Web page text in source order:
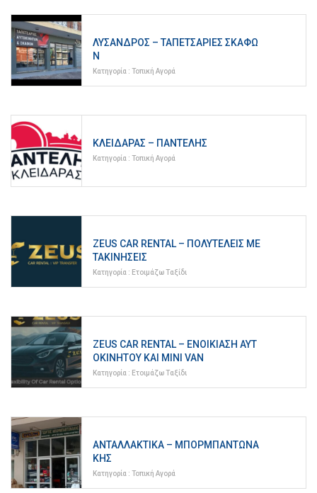
ΛΎΣΑΝΔΡΟΣ – ΤΑΠΕΤΣΑΡΊΕΣ ΣΚΑΦΏ
Ν
Κατηγορία : Τοπική Αγορά
ΚΛΕΙΔΑΡΆΣ – ΠΑΝΤΕΛΉΣ
Κατηγορία : Τοπική Αγορά
ZEUS CAR RENTAL – ΠΟΛΥΤΕΛΕΊΣ ΜΕ
ΤΑΚΙΝΉΣΕΙΣ
Κατηγορία : Ετοιμάζω Ταξίδι
ZEUS CAR RENTAL – ΕΝΟΙΚΊΑΣΗ ΑΥΤ
ΟΚΙΝΉΤΟΥ ΚΑΙ MINI VAN
Κατηγορία : Ετοιμάζω Ταξίδι
ΑΝΤΑΛΛΑΚΤΙΚΆ – ΜΠΟΡΜΠΑΝΤΩΝΆ
ΚΗΣ
Κατηγορία : Τοπική Αγορά